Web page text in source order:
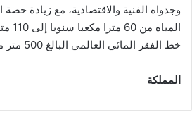
وجدواه الفنية والاقتصادية، مع زيادة
خط الفقر المائي العالمي البالغ 500 متر مكعب سنويا.
المملكة